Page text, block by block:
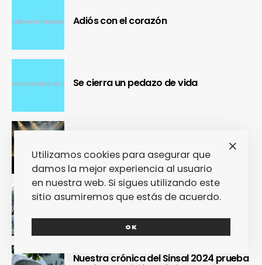
Adiós con el corazón
Se cierra un pedazo de vida
OUR Fest 2024 convirtió a Ourense en
la capital del Cool Britannia
Nuestra crónica confirma que Paredes
de Coura 2024 no fue un festival, sino
un Couraíso
Nuestra crónica del Sinsal 2024 prueba
Utilizamos cookies para asegurar que
damos la mejor experiencia al usuario
en nuestra web. Si sigues utilizando este
sitio asumiremos que estás de acuerdo.
OK